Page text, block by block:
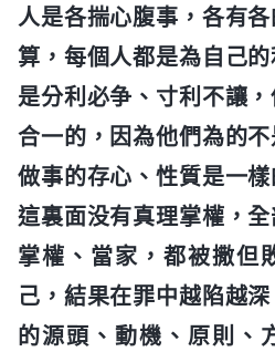
人是各揣心腹事，各有
算，每個人都是為自己
是分利必争、寸利不讓
合一的，因為他們為的
做事的存心、性質是一
這裏面没有真理掌權，
掌權、當家，都被撒但
己，結果在罪中越陷越
的源頭、動機、原則、